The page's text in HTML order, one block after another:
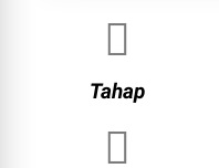
Tahap